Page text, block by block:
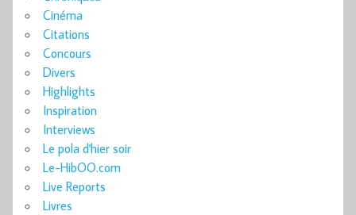
Cinéma
Citations
Concours
Divers
Highlights
Inspiration
Interviews
Le pola d'hier soir
Le-HibOO.com
Live Reports
Livres